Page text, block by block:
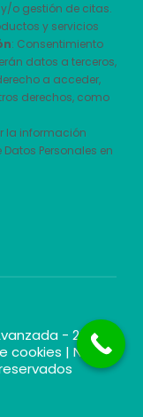
o gestión de citas.
y servicios
: Consentimiento
datos a terceros,
a acceder,
derechos, como
la información
Personales en
- 2026 |
cookies | Nota